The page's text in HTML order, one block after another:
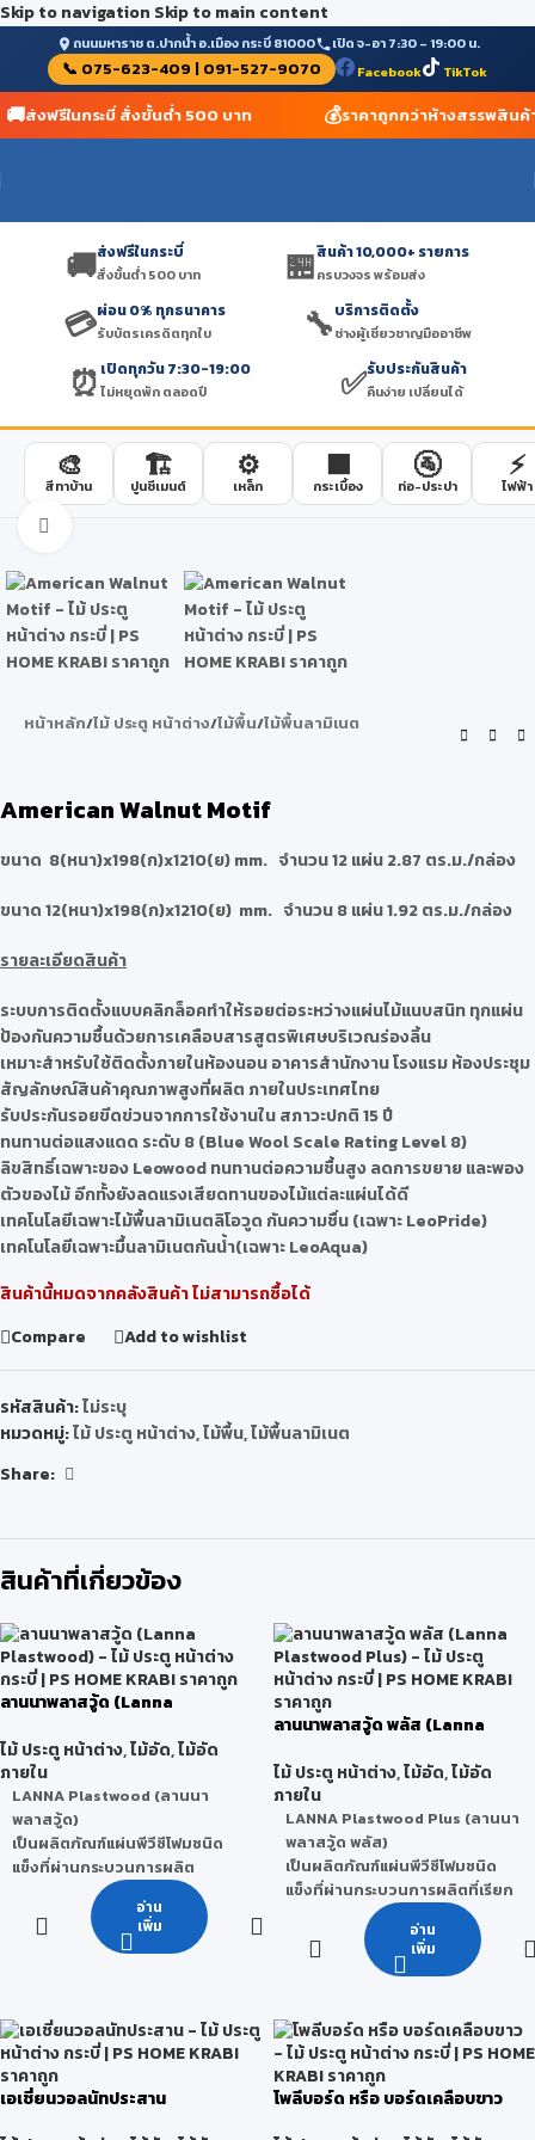
Skip to navigation Skip to main content
ถนนมหาราช ต.ปากน้ำ อ.เมือง กระบี่ 81000 เปิด จ-อา 7:30 – 19:00 น.
📞 075-623-409 | 091-527-9070 Facebook TikTok
🚚ส่งฟรีในกระบี่ สั่งขั้นต่ำ 500 บาท 💰ราคาถูกกว่าห้างสรรพสินค้
🚚ส่งฟรีในกระบี่
สั่งขั้นต่ำ 500 บาท 🏪สินค้า 10,000+ รายการ
ครบวงจร พร้อมส่ง
💳ผ่อน 0% ทุกธนาคาร
รับบัตรเครดิตทุกใบ 🔧บริการติดตั้ง
ช่างผู้เชี่ยวชาญมืออาชีพ
⏰ เปิดทุกวัน 7:30-19:00
ไม่หยุดพัก ตลอดปี ✅รับประกันสินค้า
คืนง่าย เปลี่ยนได้
🎨
สีทาบ้าน
🏗️
ปูนซีเมนต์
⚙️
เหล็ก
🟫
กระเบื้อง
🚰
ท่อ-ประปา
⚡
ไฟฟ้า
Click to enlarge
หน้าหลัก/ไม้ ประตู หน้าต่าง/ไม้พื้น/ไม้พื้นลามิเนต
American Walnut Motif
ขนาด 8(หนา)x198(ก)x1210(ย) mm. จำนวน 12 แผ่น 2.87 ตร.ม./กล่อง
ขนาด 12(หนา)x198(ก)x1210(ย) mm. จำนวน 8 แผ่น 1.92 ตร.ม./กล่อง
รายละเอียดสินค้า
ระบบการติดตั้งแบบคลิกล็อคทำให้รอยต่อระหว่างแผ่นไม้แนบสนิท ทุกแผ่น
ป้องกันความชื้นด้วยการเคลือบสารสูตรพิเศษบริเวณร่องลิ้น
เหมาะสำหรับใช้ติดตั้งภายในห้องนอน อาคารสำนักงาน โรงแรม ห้องประชุม
สัญลักษณ์สินค้าคุณภาพสูงที่ผลิต ภายในประเทศไทย
รับประกันรอยขีดข่วนจากการใช้งานใน สภาวะปกติ 15 ปี
ทนทานต่อแสงแดด ระดับ 8 (Blue Wool Scale Rating Level 8)
ลิขสิทธิ์เฉพาะของ Leowood ทนทานต่อความชื้นสูง ลดการขยาย และพอง
ตัวของไม้ อีกทั้งยังลดแรงเสียดทานของไม้แต่ละแผ่นได้ดี
เทคโนโลยีเฉพาะไม้พื้นลามิเนตลิโอวูด กันความชื่น (เฉพาะ LeoPride)
เทคโนโลยีเฉพาะมื้นลามิเนตกันน้ำ(เฉพาะ LeoAqua)
สินค้านี้หมดจากคลังสินค้า ไม่สามารถซื้อได้
Compare
Add to wishlist
รหัสสินค้า:ไม่ระบุ
หมวดหมู่:ไม้ ประตู หน้าต่าง,ไม้พื้น,ไม้พื้นลามิเนต
Share:
สินค้าที่เกี่ยวข้อง
ลานนาพลาสวู้ด (Lanna
ไม้ ประตู หน้าต่าง,ไม้อัด,ไม้อัด
ภายใน
LANNA Plastwood (ลานนา
พลาสวู้ด)
เป็นผลิตภัณฑ์แผ่นพีวีซีโฟมชนิด
แข็งที่ผ่านกระบวนการผลิต
Celuka Processทำให้แผ่นพีวีซีนี้มี
ลักษณะผิวด้านนอกมีความแข็ง
เป็นผลิตภัณฑ์ที่ใช้ทดแทนแผ่นไม้
ผิวเรียบ ทำงานง่าย จบงาน
เรียบร้อย คุณภาพและขนาดได้
มาตรฐาน
อ่าน
เพิ่ม
ลานนาพลาสวู้ด พลัส (Lanna
ไม้ ประตู หน้าต่าง,ไม้อัด,ไม้อัด
ภายใน
LANNA Plastwood Plus (ลานนา
พลาสวู้ด พลัส)
เป็นผลิตภัณฑ์แผ่นพีวีซีโฟมชนิด
แข็งที่ผ่านกระบวนการผลิตที่เรียก
ว่า Co-Extrusion (การรีดร่วม)
ทำให้แผ่นพีวีซีนี้มีลักษณะผิวหน้า
หน้าแข็งพิเศษบวกกับโดยนำ
Label จากประเทศสิงคโปร์ สำหรับ
ใช้ทดแทนแผ่นไม้ธรรมชาติได้อย่าง
สมบูรณ์แบบ ทุกชิ้นงานสามารถ
ตกแต่งภายในและภายนอกพร้อม
อ่าน
เพิ่ม
เอเชี่ยนวอลนัทประสาน
โพลีบอร์ด หรือ บอร์ดเคลือบขาว